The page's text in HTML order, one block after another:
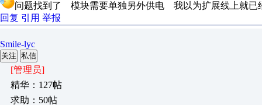
问题找到了 模块需要单独另外供电 我以为扩展线上就已
回复 引用 举报
Smile-lyc
关注 私信
[管理员]
精华：127帖
求助：50帖